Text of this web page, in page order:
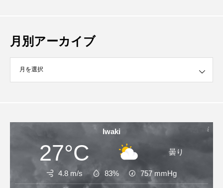
月別アーカイブ
ブ
Iwaki
27°C 曇り
4.8 m/s 83% 757 mmHg